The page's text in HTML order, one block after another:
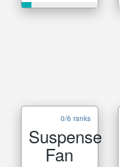
0/6 ranks
Suspense
Fan